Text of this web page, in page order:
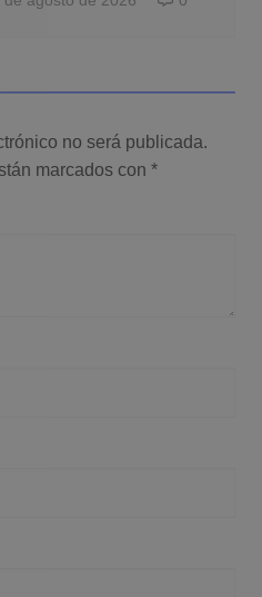
no será publicada.
marcados con *